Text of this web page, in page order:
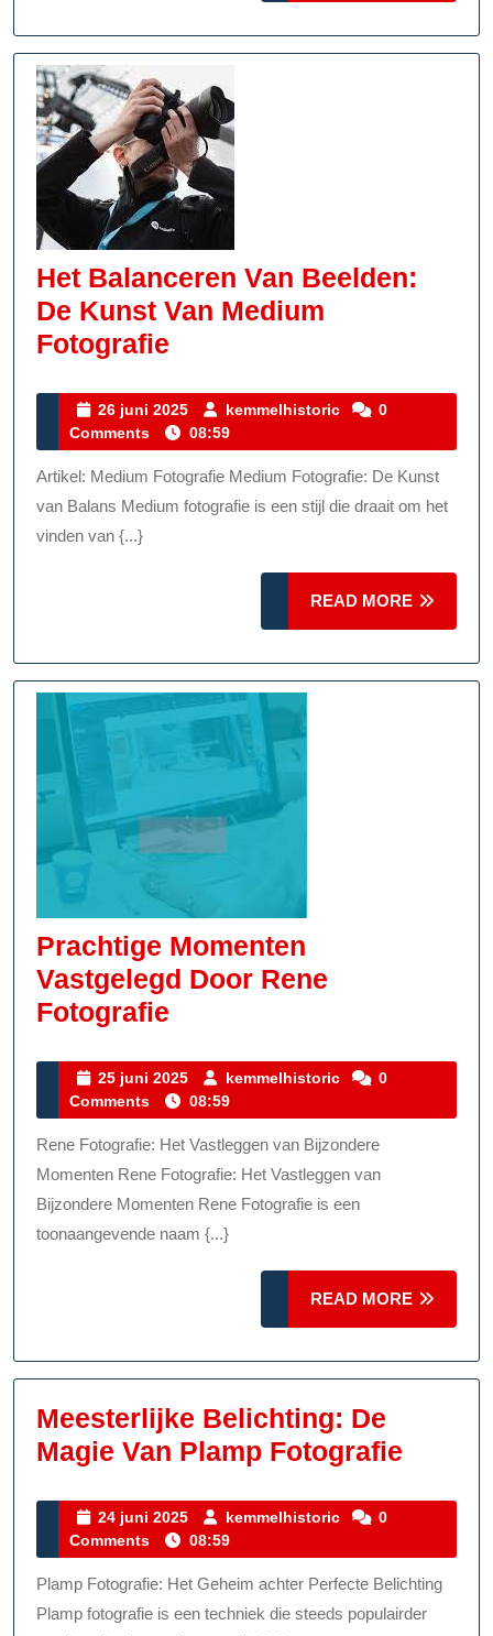
Het Balanceren Van Beelden:
De Kunst Van Medium
Fotografie
Van
Beelden:
De
Kunst
Medium
26 juni 2025
26
juni
2025
kemmelhistoric kemmelhistoric
0
Comments
08:59
Artikel: Medium Fotografie Medium Fotografie: De Kunst
van Balans Medium fotografie is een stijl die draait om het
vinden van {...}
READ MORE
MORE
Prachtige Momenten
Vastgelegd Door Rene
Fotografie
Vastgelegd
Door
Rene
Fotografie
25 juni 2025
25
juni
2025
kemmelhistoric kemmelhistoric
0
Comments
08:59
Rene Fotografie: Het Vastleggen van Bijzondere
Momenten Rene Fotografie: Het Vastleggen van
Bijzondere Momenten Rene Fotografie is een
toonaangevende naam {...}
READ MORE
MORE
Meesterlijke Belichting: De
Magie Van Plamp Fotografie
Magie
Van
Plamp
24 juni 2025
24
juni
2025
kemmelhistoric kemmelhistoric
0
Comments
08:59
Plamp Fotografie: Het Geheim achter Perfecte Belichting
Plamp fotografie is een techniek die steeds populairder